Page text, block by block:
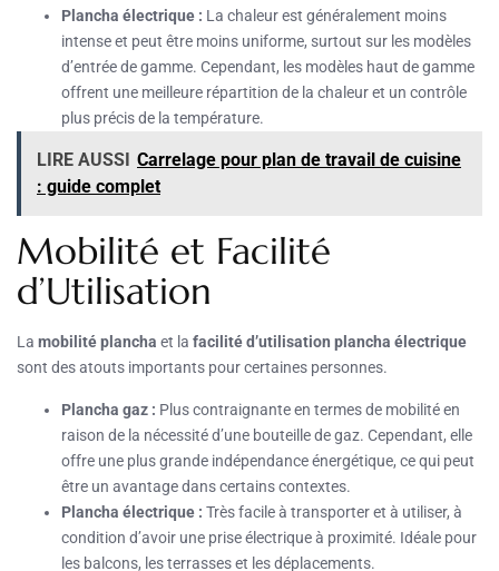
Plancha électrique : La chaleur est généralement moins
intense et peut être moins uniforme, surtout sur les modèles
d’entrée de gamme. Cependant, les modèles haut de gamme
offrent une meilleure répartition de la chaleur et un contrôle
plus précis de la température.
LIRE AUSSI Carrelage pour plan de travail de cuisine
: guide complet
Mobilité et Facilité
d’Utilisation
La mobilité plancha et la facilité d’utilisation plancha électrique
sont des atouts importants pour certaines personnes.
Plancha gaz : Plus contraignante en termes de mobilité en
raison de la nécessité d’une bouteille de gaz. Cependant, elle
offre une plus grande indépendance énergétique, ce qui peut
être un avantage dans certains contextes.
Plancha électrique : Très facile à transporter et à utiliser, à
condition d’avoir une prise électrique à proximité. Idéale pour
les balcons, les terrasses et les déplacements.